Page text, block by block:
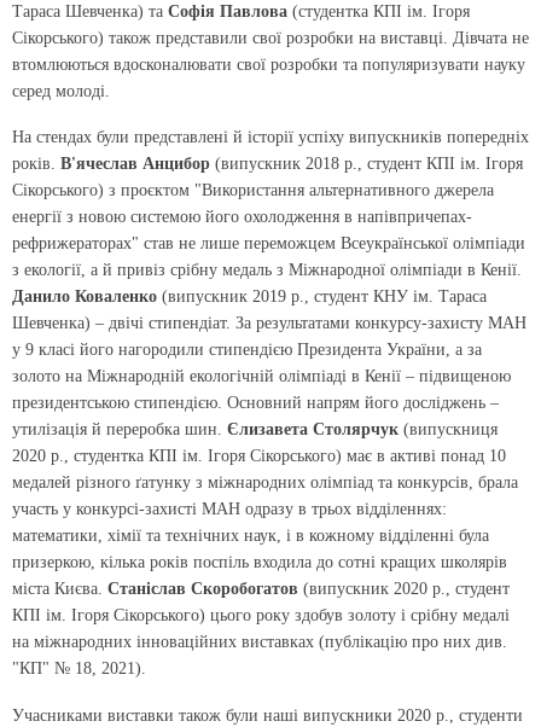
Тараса Шевченка) та Софія Павлова (студентка КПІ ім. Ігоря
Сікорського) також представили свої розробки на виставці. Дівчата не
втомлюються вдосконалювати свої розробки та популяризувати науку
серед молоді.
На стендах були представлені й історії успіху випускників попередніх
років. В'ячеслав Анцибор (випускник 2018 р., студент КПІ ім. Ігоря
Сікорського) з проєктом "Використання альтернативного джерела
енергії з новою системою його охолодження в напівпричепах-
рефрижераторах" став не лише переможцем Всеукраїнської олімпіади
з екології, а й привіз срібну медаль з Міжнародної олімпіади в Кенії.
Данило Коваленко (випускник 2019 р., студент КНУ ім. Тараса
Шевченка) – двічі стипендіат. За результатами конкурсу-захисту МАН
у 9 класі його нагородили стипендією Президента України, а за
золото на Міжнародній екологічній олімпіаді в Кенії – підвищеною
президентською стипендією. Основний напрям його досліджень –
утилізація й переробка шин. Єлизавета Столярчук (випускниця
2020 р., студентка КПІ ім. Ігоря Сікорського) має в активі понад 10
медалей різного ґатунку з міжнародних олімпіад та конкурсів, брала
участь у конкурсі-захисті МАН одразу в трьох відділеннях:
математики, хімії та технічних наук, і в кожному відділенні була
призеркою, кілька років поспіль входила до сотні кращих школярів
міста Києва. Станіслав Скоробогатов (випускник 2020 р., студент
КПІ ім. Ігоря Сікорського) цього року здобув золоту і срібну медалі
на міжнародних інноваційних виставках (публікацію про них див.
"КП" № 18, 2021).
Учасниками виставки також були наші випускники 2020 р., студенти